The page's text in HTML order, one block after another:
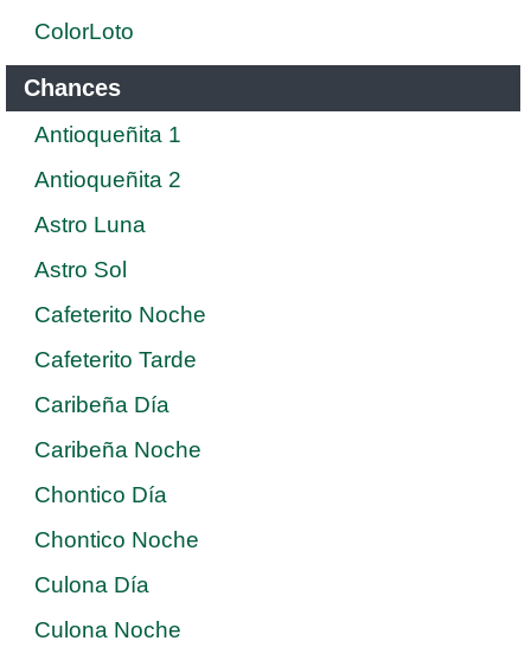
ColorLoto
Chances
Antioqueñita 1
Antioqueñita 2
Astro Luna
Astro Sol
Cafeterito Noche
Cafeterito Tarde
Caribeña Día
Caribeña Noche
Chontico Día
Chontico Noche
Culona Día
Culona Noche